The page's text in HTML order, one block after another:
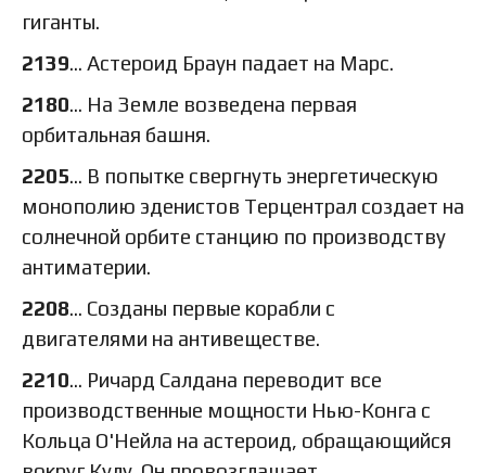
гиганты.
2139… Астероид Браун падает на Марс.
2180… На Земле возведена первая
орбитальная башня.
2205… В попытке свергнуть энергетическую
монополию эденистов Терцентрал создает на
солнечной орбите станцию по производству
антиматерии.
2208… Созданы первые корабли с
двигателями на антивеществе.
2210… Ричард Салдана переводит все
производственные мощности Нью-Конга с
Кольца О'Нейла на астероид, обращающийся